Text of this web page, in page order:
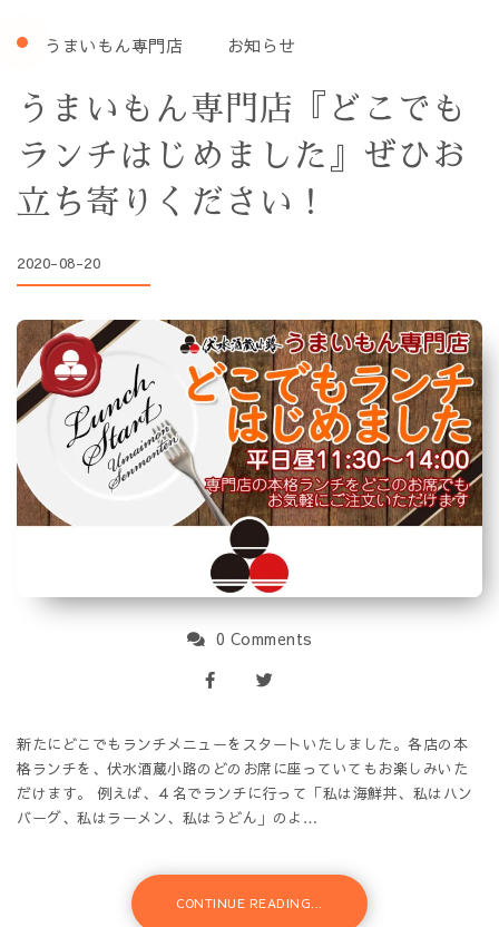
うまいもん専門店 お知らせ
うまいもん専門店『どこでも
ランチはじめました』ぜひお
立ち寄りください！
2020-08-20
0 Comments
新たにどこでもランチメニューをスタートいたしました。各店の本
格ランチを、伏水酒蔵小路のどのお席に座っていてもお楽しみいた
だけます。 例えば、４名でランチに行って「私は海鮮丼、私はハン
バーグ、私はラーメン、私はうどん」のよ…
CONTINUE READING...